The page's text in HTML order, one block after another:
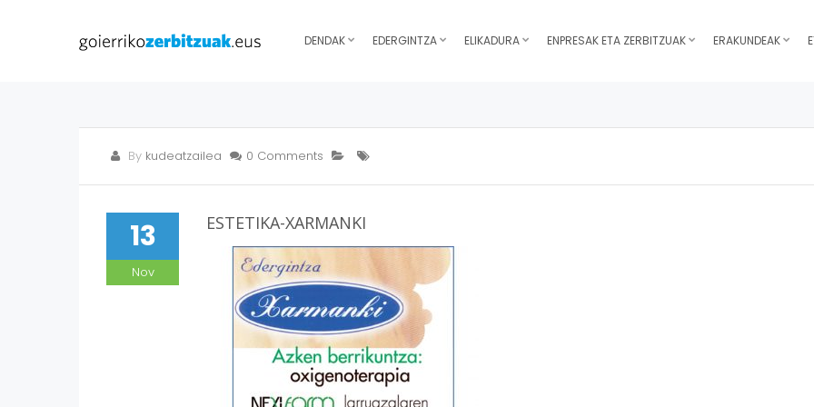
DENDAK EDERGINTZA ELIKADURA ENPRESAK ETA ZERBITZUAK ERAKUNDEAK
By kudeatzailea 0 Comments
13
Nov
ESTETIKA-XARMANKI